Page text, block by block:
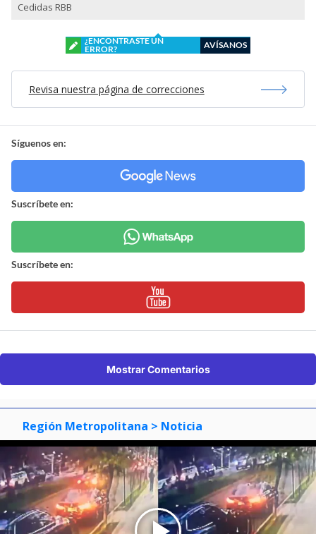
Cedidas RBB
¿ENCONTRASTE UN
ERROR?
AVÍSANOS
Revisa nuestra página de correcciones
Síguenos en:
Suscríbete en:
Suscríbete en:
Mostrar Comentarios
Región Metropolitana > Noticia